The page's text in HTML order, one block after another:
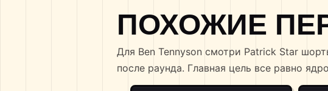
ПОХОЖИЕ
Для Ben Tennyson смотри Patrick Star
после раунда. Главная цель все равно